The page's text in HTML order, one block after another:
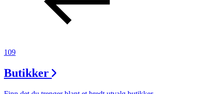
109
Butikker